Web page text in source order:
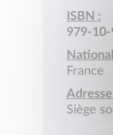
ISBN :
979-
France
Siège